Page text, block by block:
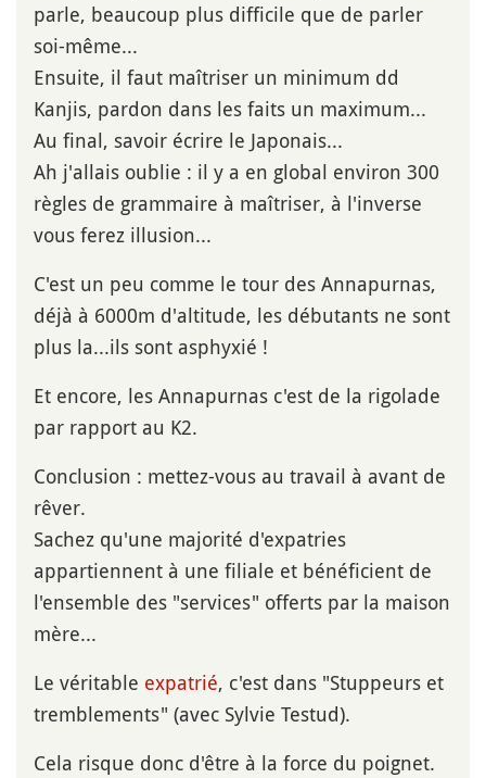
parle, beaucoup plus difficile que de parler
soi-même...
Ensuite, il faut maîtriser un minimum dd
Kanjis, pardon dans les faits un maximum...
Au final, savoir écrire le Japonais...
Ah j'allais oublie : il y a en global environ 300
règles de grammaire à maîtriser, à l'inverse
vous ferez illusion...
C'est un peu comme le tour des Annapurnas,
déjà à 6000m d'altitude, les débutants ne sont
plus la...ils sont asphyxié !
Et encore, les Annapurnas c'est de la rigolade
par rapport au K2.
Conclusion : mettez-vous au travail à avant de
rêver.
Sachez qu'une majorité d'expatries
appartiennent à une filiale et bénéficient de
l'ensemble des "services" offerts par la maison
mère...
Le véritable expatrié, c'est dans "Stuppeurs et
tremblements" (avec Sylvie Testud).
Cela risque donc d'être à la force du poignet.